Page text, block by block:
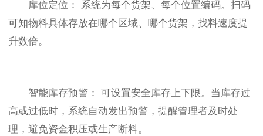
库位定位： 系统为每个货架、每个位置编码。扫码
可知物料具体存放在哪个区域、哪个货架，找料速度提
升数倍。
智能库存预警： 可设置安全库存上下限。当库存过
高或过低时，系统自动发出预警，提醒管理者及时处
理，避免资金积压或生产断料。